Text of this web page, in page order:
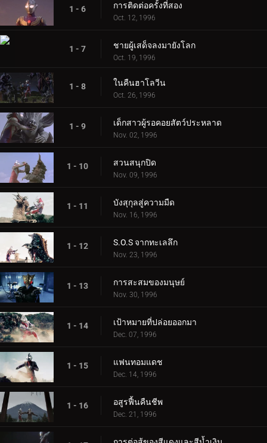
1 - 6 การติดต่อครั้งที่สอง
Oct. 12, 1996
1 - 7 ชายผู้เสด็จลงมายังโลก
Oct. 19, 1996
1 - 8 ในคืนฮาโลวีน
Oct. 26, 1996
1 - 9 เด็กสาวผู้รอคอยสัตว์ประหลาด
Nov. 02, 1996
1 - 10 สวนสนุกปิด
Nov. 09, 1996
1 - 11 บังสุกุลสู่ความมืด
Nov. 16, 1996
1 - 12 S.O.S จากทะเลลึก
Nov. 23, 1996
1 - 13 การสะสมของมนุษย์
Nov. 30, 1996
1 - 14 เป้าหมายที่ปล่อยออกมา
Dec. 07, 1996
1 - 15 แฟนทอมแดช
Dec. 14, 1996
1 - 16 อสูรฟื้นคืนชีพ
Dec. 21, 1996